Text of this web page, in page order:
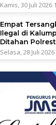
Kamis, 30 Juli 2026
Empat
Ilegal di
Ditahan
Selasa, 28 Juli 2026